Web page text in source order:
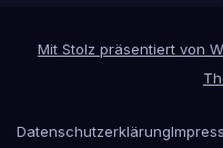
Mit Stolz präsentiert von
Datenschutzerklärung